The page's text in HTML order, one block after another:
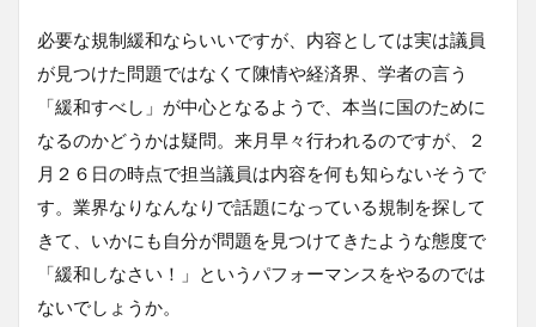
必要な規制緩和ならいいですが、内容としては実は議員
が見つけた問題ではなくて陳情や経済界、学者の言う
「緩和すべし」が中心となるようで、本当に国のために
なるのかどうかは疑問。来月早々行われるのですが、２
月２６日の時点で担当議員は内容を何も知らないそうで
す。業界なりなんなりで話題になっている規制を探して
きて、いかにも自分が問題を見つけてきたような態度で
「緩和しなさい！」というパフォーマンスをやるのでは
ないでしょうか。